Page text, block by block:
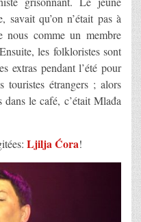
savait qu’on n’était pas à
nous comme un membre
les folkloristes sont
extras pendant l’été pour
touristes étrangers ; alors
dans le café, c’était Mlađa
Ljilja Ćora!